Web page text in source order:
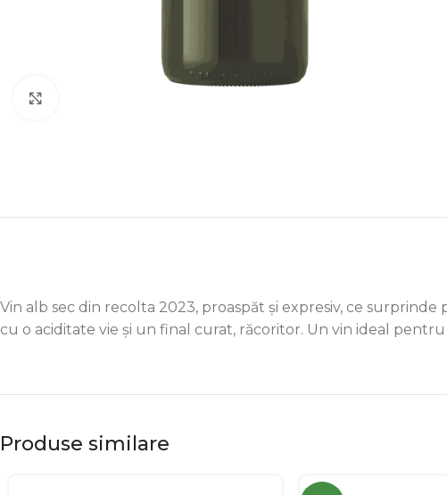
Vin alb sec din recolta 2023, proaspăt și expresiv, ce
cu o aciditate vie și un final curat, răcoritor. Un vin ideal
Produse similare